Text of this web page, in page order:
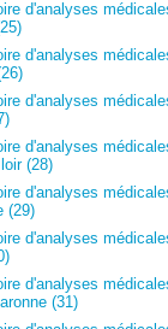
d'analyses
d'analyses
d'analyses
d'analyses
(28)
d'analyses
(29)
d'analyses
d'analyses
(31)